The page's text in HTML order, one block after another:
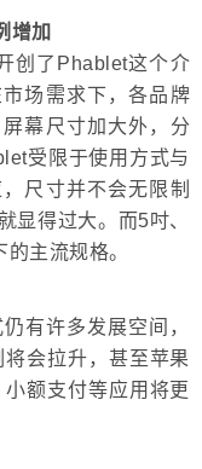
增加
创了Phablet这个介
场需求下，各品牌
幕尺寸加大外，分
受限于使用方式与
尺寸并不会无限制
显得过大。而5吋、
主流规格。
有许多发展空间，
会拉升，甚至苹果
额支付等应用将更